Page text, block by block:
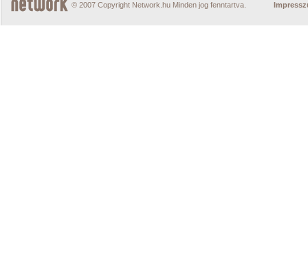
© 2007 Copyright Network.hu Minden jog fenntartva.